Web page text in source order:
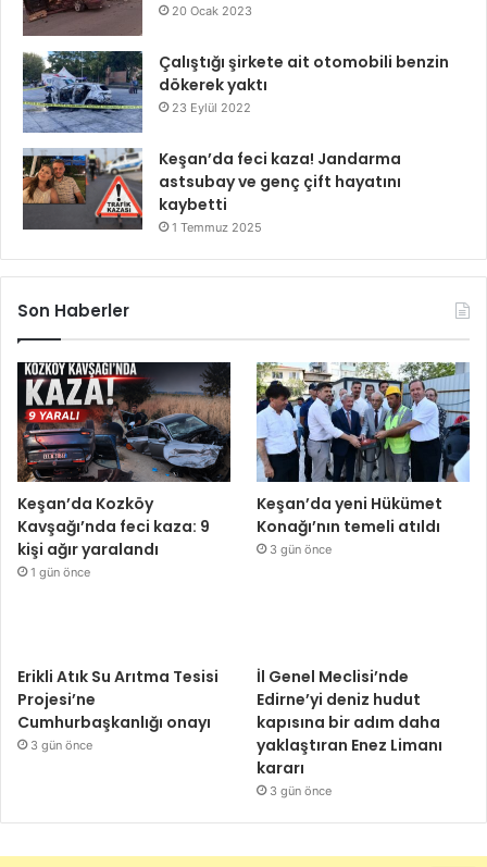
20 Ocak 2023
Çalıştığı şirkete ait otomobili benzin
dökerek yaktı
23 Eylül 2022
Keşan’da feci kaza! Jandarma
astsubay ve genç çift hayatını
kaybetti
1 Temmuz 2025
Son Haberler
Keşan’da Kozköy
Kavşağı’nda feci kaza: 9
kişi ağır yaralandı
1 gün önce
Keşan’da yeni Hükümet
Konağı’nın temeli atıldı
3 gün önce
Erikli Atık Su Arıtma Tesisi
Projesi’ne
Cumhurbaşkanlığı onayı
3 gün önce
İl Genel Meclisi’nde
Edirne’yi deniz hudut
kapısına bir adım daha
yaklaştıran Enez Limanı
kararı
3 gün önce